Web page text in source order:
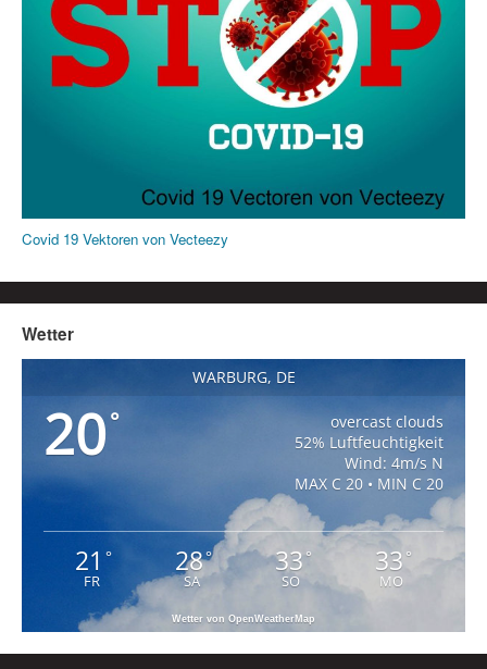
Covid 19 Vektoren von Vecteezy
Wetter
WARBURG, DE
20°
overcast clouds
52% Luftfeuchtigkeit
Wind: 4m/s N
MAX C 20 • MIN C 20
21 °
FR
28°
SA
33°
SO
33 °
MO
Wetter von OpenWeatherMap